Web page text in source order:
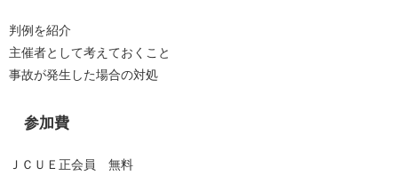
判例を紹介
主催者として考えておくこと
事故が発生した場合の対処
参加費
ＪＣＵＥ正会員 無料